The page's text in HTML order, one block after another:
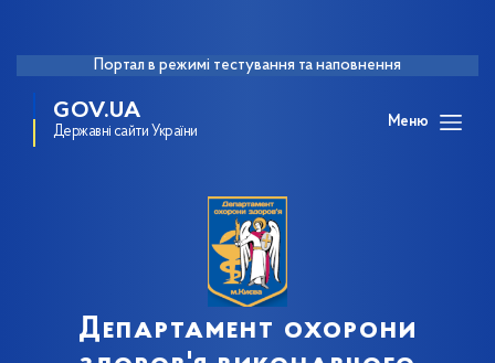
Портал в режимі тестування та наповнення
GOV.UA
Державні сайти України
Меню
Департамент охорони